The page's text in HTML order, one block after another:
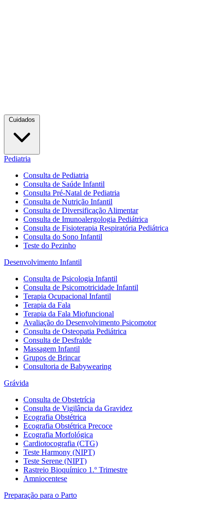
Pediatria
Consulta de Pediatria
Consulta de Saúde Infantil
Consulta Pré-Natal de Pediatria
Consulta de Nutrição Infantil
Consulta de Diversificação Alimentar
Consulta de Imunoalergologia Pediátrica
Consulta de Fisioterapia Respiratória Pediátrica
Consulta do Sono Infantil
Teste do Pezinho
Desenvolvimento Infantil
Consulta de Psicologia Infantil
Consulta de Psicomotricidade Infantil
Terapia Ocupacional Infantil
Terapia da Fala
Terapia da Fala Miofuncional
Avaliação do Desenvolvimento Psicomotor
Consulta de Osteopatia Pediátrica
Consulta de Desfralde
Massagem Infantil
Grupos de Brincar
Consultoria de Babywearing
Grávida
Consulta de Obstetrícia
Consulta de Vigilância da Gravidez
Ecografia Obstétrica
Ecografia Obstétrica Precoce
Ecografia Morfológica
Cardiotocografia (CTG)
Teste Harmony (NIPT)
Teste Serene (NIPT)
Rastreio Bioquímico 1.º Trimestre
Amniocentese
Preparação para o Parto